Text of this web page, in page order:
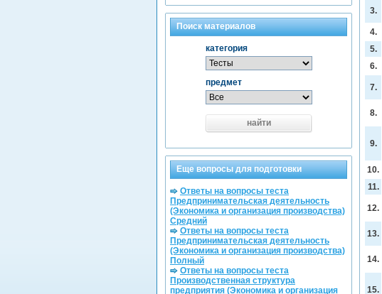
3.
4.
5.
6.
7.
8.
9.
10.
11.
12.
13.
14.
15.
Поиск материалов
категория
предмет
найти
Еще вопросы для подготовки
Ответы на вопросы теста
Предпринимательская деятельность
(Экономика и организация производства)
Средний
Ответы на вопросы теста
Предпринимательская деятельность
(Экономика и организация производства)
Полный
Ответы на вопросы теста
Производственная структура
предприятия (Экономика и организация